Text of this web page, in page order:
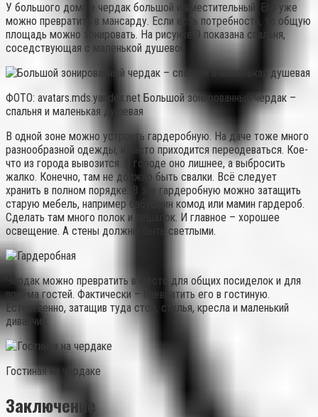
У большого дома и чердак большой и вместительный. Его уже
можно превратить в мансарду. Если есть потребность, то общую
площадь можно зонировать. На рисунке 9 показана спальня,
соседствующая с маленькой душевой.
ФОТО: avatars.mds.yandex.net Большой зонированный чердак –
спальня и маленькая душевая
В одной зоне можно устроить гардеробную. На даче тоже много
разнообразной одежды, и часто приходится переодеваться. Кое-
что из города вывозится. В городе оно лишнее, а выбросить
жалко. Конечно, там не должно быть свалки. Всё следует
хранить в полном порядке. В эту гардеробную можно затащить
старую мебель, например бабушкин комод или мамин гардероб.
Сделать там много полок и вешалок. И главное – хорошее
освещение. А стены должны быть светлыми.
Чердак можно превратить в место для общих посиделок и для
приёма гостей. Фактически – превратить его в гостиную.
Естественно, затащив туда стол, стулья, кресла и маленький
диванчик.
Гостиная на чердаке
Заключение